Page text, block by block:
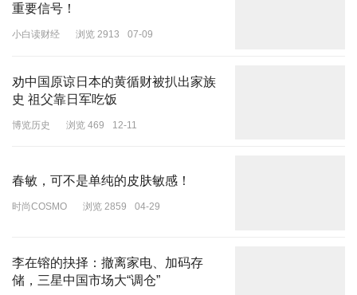
重要信号！
小白读财经 浏览 2913 07-09
劝中国原谅日本的黄循财被扒出家族
史 祖父靠日军吃饭
博览历史 浏览 469 12-11
春敏，可不是单纯的皮肤敏感！
时尚COSMO 浏览 2859 04-29
李在镕的抉择：撤离家电、加码存
储，三星中国市场大“调仓”